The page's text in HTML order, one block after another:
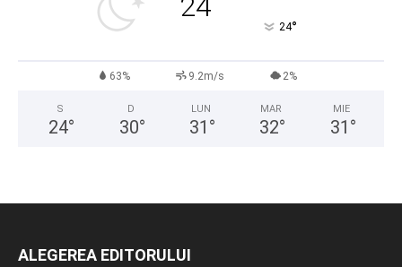
24°
63% 9.2m/s 2%
S
24°
D
30°
LUN
31 °
MAR
32°
MIE
31 °
ALEGEREA EDITORULUI